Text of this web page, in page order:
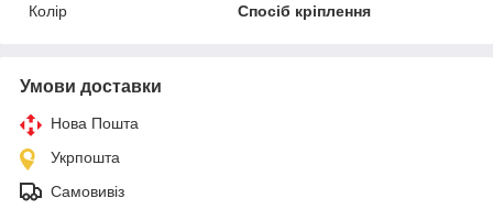
Колір
Спосіб кріплення
Умови доставки
Нова Пошта
Укрпошта
Самовивіз